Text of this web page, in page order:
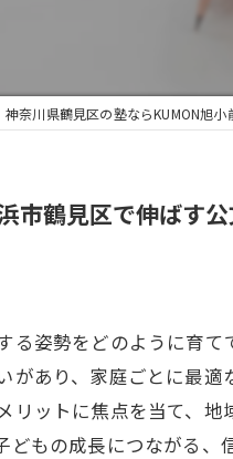
神奈川県鶴見区の塾ならKUMON旭小
市鶴見区で伸ばす
る姿勢をどのように育
あり、家庭ごとに最
ットに焦点を当て、
もの成長につながる、